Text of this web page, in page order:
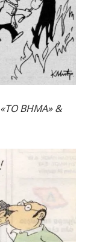
«ΤΟ ΒΗΜΑ» &